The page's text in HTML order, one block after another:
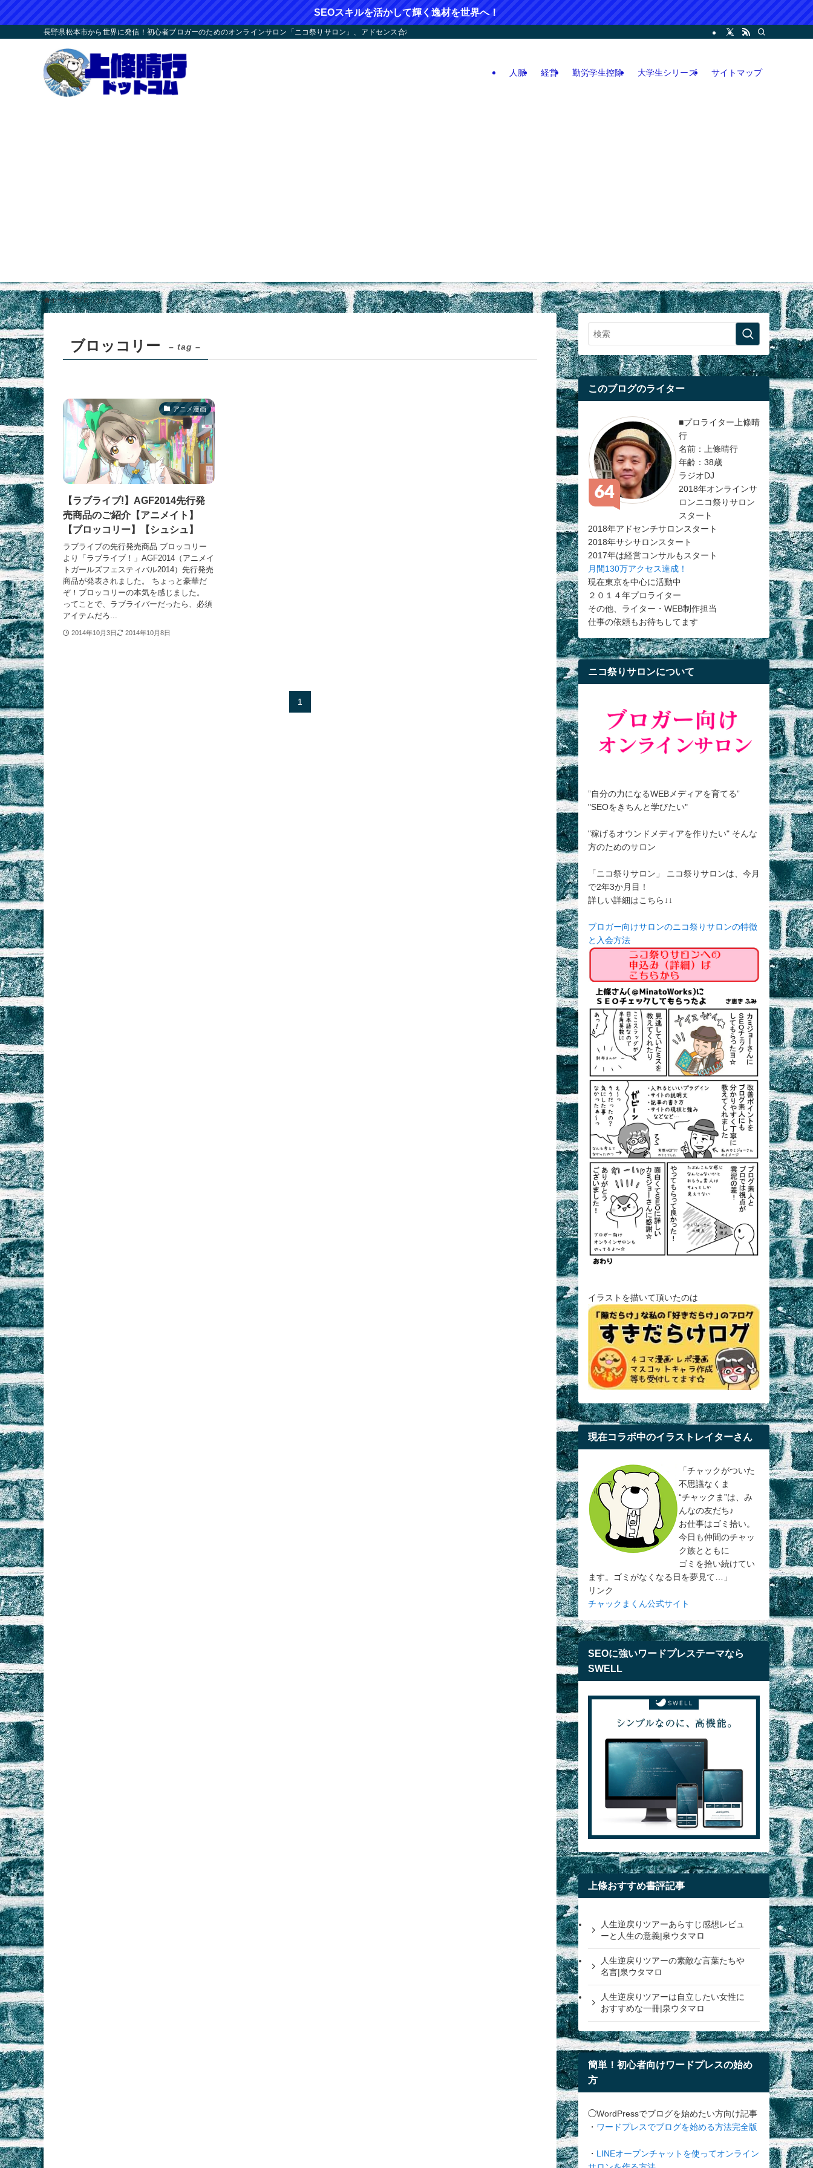
SEOスキルを活かして輝く逸材を世界へ！
長野県松本市から世界に発信！初心者ブロガーのためのオンラインサロン「ニコ祭りサロン」、アドセンス合格応援！人つなぎ屋さん活動、人生逆戻りツアー・コンサル・人脈論などの各情報などを記載。LINEオープンチャット
人脈 経営 勤労学生控除 大学生シリーズ サイトマップ
ホーム ブロッコリー
ブロッコリー – tag –
アニメ漫画
【ラブライブ!】AGF2014先行発
売商品のご紹介【アニメイト】
【ブロッコリー】【シュシュ】
ラブライブの先行発売商品 ブロッコリー
より「ラブライブ！」AGF2014（アニメイ
トガールズフェスティバル2014）先行発売
商品が発表されました。 ちょっと豪華だ
ぞ！ブロッコリーの本気を感じました。
ってことで、ラブライバーだったら、必須
アイテムだろ...
2014年10月3日 2014年10月8日
1
このブログのライター
■プロライター上條晴
行
名前：上條晴行
年齢：38歳
ラジオDJ
2018年オンラインサ
ロンニコ祭りサロン
スタート
2018年アドセンチサロンスタート
2018年サシサロンスタート
2017年は経営コンサルもスタート
月間130万アクセス達成！
現在東京を中心に活動中
２０１４年プロライター
その他、ライター・WEB制作担当
仕事の依頼もお待ちしてます
ニコ祭りサロンについて
”自分の力になるWEBメディアを育てる”
"SEOをきちんと学びたい"
"稼げるオウンドメディアを作りたい" そんな
方のためのサロン
「ニコ祭りサロン」 ニコ祭りサロンは、今月
で2年3か月目！
詳しい詳細はこちら↓↓
ブロガー向けサロンのニコ祭りサロンの特徴
と入会方法
イラストを描いて頂いたのは
現在コラボ中のイラストレイターさん
「チャックがついた
不思議なくま
“チャックま”は、み
んなの友だち♪
お仕事はゴミ拾い。
今日も仲間のチャッ
ク族とともに
ゴミを拾い続けてい
ます。ゴミがなくなる日を夢見て…」
リンク
チャックまくん公式サイト
SEOに強いワードプレステーマなら
SWELL
上條おすすめ書評記事
人生逆戻りツアーあらすじ感想レビュ
ーと人生の意義|泉ウタマロ
人生逆戻りツアーの素敵な言葉たちや
名言|泉ウタマロ
人生逆戻りツアーは自立したい女性に
おすすめな一冊|泉ウタマロ
簡単！初心者向けワードプレスの始め
方
◯WordPressでブログを始めたい方向け記事
・ ワードプレスでブログを始める方法完全版
・ LINEオープンチャットを使ってオンライン